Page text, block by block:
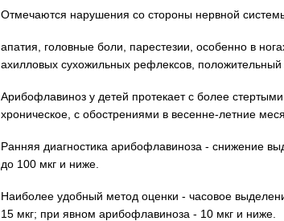
Отмечаются нарушения со стороны нервной
апатия, головные боли, парестезии, особенно в
ахилловых сухожильных рефлексов, положительный
Арибофлавиноз у детей протекает с более
хроническое, с обострениями в весенне-летние
Ранняя диагностика арибофлавиноза - снижение
до 100 мкг и ниже.
Наиболее удобный метод оценки - часовое
15 мкг; при явном арибофлавиноза - 10 мкг и ниже.